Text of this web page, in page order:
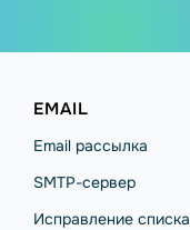
EMAIL
Email рассылка
SMTP-сервер
Исправление списка